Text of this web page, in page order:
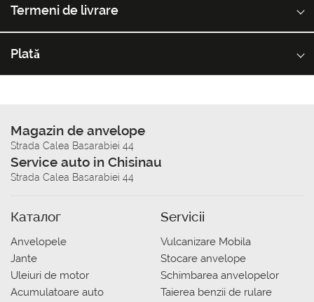
Termeni de livrare
Plată
Magazin de anvelope
Strada Calea Basarabiei 44
Service auto in Chisinau
Strada Calea Basarabiei 44
Каталог
Anvelopele
Jante
Uleiuri de motor
Acumulatoare auto
Servicii
Vulcanizare Mobila
Stocare anvelope
Schimbarea anvelopelor
Taierea benzii de rulare